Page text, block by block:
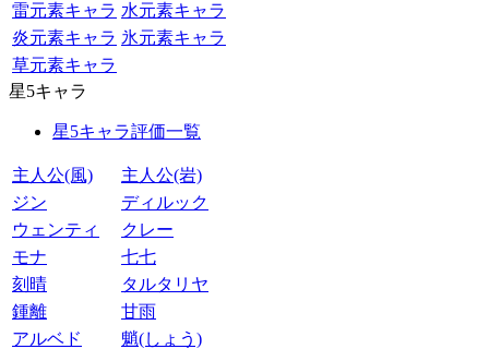
雷元素キャラ 水元素キャラ
炎元素キャラ 氷元素キャラ
草元素キャラ
星5キャラ
星5キャラ評価一覧
主人公(風)
主人公(岩)
ジン
ディルック
ウェンティ
クレー
モナ
七七
刻晴
タルタリヤ
鍾離
甘雨
アルベド
魈(しょう)